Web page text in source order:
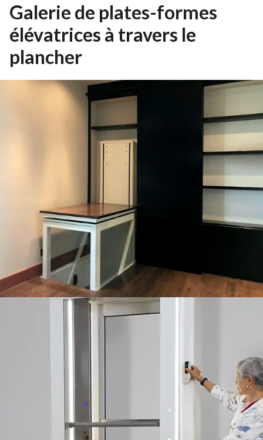
Galerie de plates-formes
élévatrices à travers le
plancher
Télécab 17 installé par Savaria Ontario, se déplaçant à mi-étage